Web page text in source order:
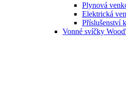
Plynová
Elektrická
Příslušenství
Vonné svíčky